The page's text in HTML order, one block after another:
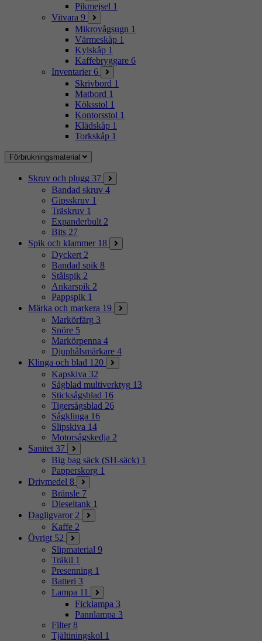
Pikmejsel 1
Vitvara 9
Mikrovågsugn 1
Värmeskåp 1
Kylskåp 1
Kaffebryggare 6
Inventarier 6
Skrivbord 1
Matbord 1
Köksstol 1
Kontorsstol 1
Klädskåp 1
Torkskåp 1
Förbrukningsmaterial
Skruv och plugg 37
Bandad skruv 4
Gipsskruv 1
Träskruv 1
Expanderbult 2
Bits 27
Spik och klammer 18
Dyckert 2
Bandad spik 8
Stålspik 2
Ankarspik 2
Pappspik 1
Märka och markera 19
Markörfärg 3
Snöre 5
Markörpenna 4
Djuphålsmärkare 4
Klinga och blad 120
Kapskiva 32
Sågblad multiverktyg 13
Sticksågsblad 16
Tigersågsblad 26
Sågklinga 16
Slipskiva 14
Motorsågskedja 2
Sanitet 37
Big bag säck (SH-säck) 1
Papperskorg 1
Drivmedel 8
Bränsle 7
Dieseltank 1
Dagligvaror 2
Kaffe 2
Övrigt 52
Slipmaterial 9
Träkil 1
Presenning 1
Batteri 3
Lampa 11
Ficklampa 3
Pannlampa 3
Filter 8
Tjältiningskol 1